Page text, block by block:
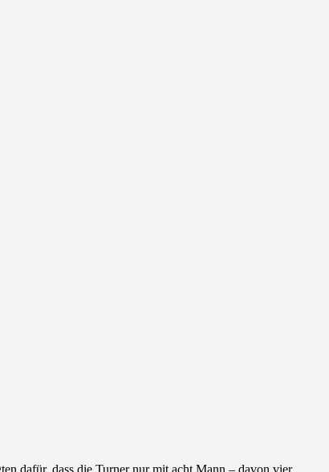
dafür, dass die Turner nur mit acht Mann – davon vier